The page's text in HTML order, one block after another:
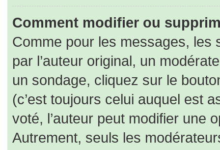
Comment modifier ou
Comme pour les messages, les
par l’auteur original, un
un sondage, cliquez sur le
(c’est toujours celui auquel est
voté, l’auteur peut modifier une
Autrement, seuls les